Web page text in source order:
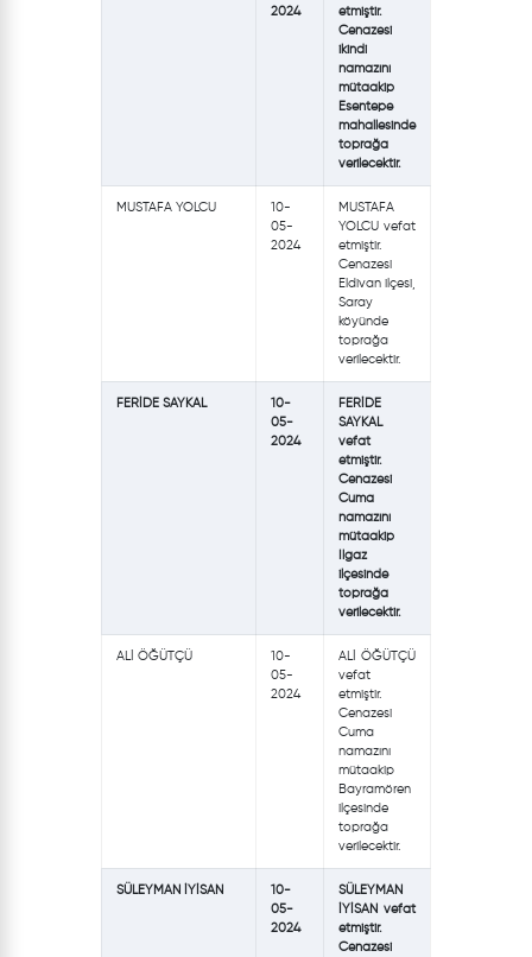
2024
etmiştir.
Cenazesi
ikindi
namazını
mütaakip
Esentepe
mahallesinde
toprağa
verilecektir.
MUSTAFA YOLCU
10-
05-
2024
MUSTAFA
YOLCU vefat
etmiştir.
Cenazesi
Eldivan ilçesi,
Saray
köyünde
toprağa
verilecektir.
FERİDE SAYKAL
10-
05-
2024
FERİDE
SAYKAL
vefat
etmiştir.
Cenazesi
Cuma
namazını
mütaakip
Ilgaz
ilçesinde
toprağa
verilecektir.
ALİ ÖĞÜTÇÜ
10-
05-
2024
ALİ ÖĞÜTÇÜ
vefat
etmiştir.
Cenazesi
Cuma
namazını
mütaakip
Bayramören
ilçesinde
toprağa
verilecektir.
SÜLEYMAN İYİSAN
10-
05-
2024
SÜLEYMAN
İYİSAN vefat
etmiştir.
Cenazesi